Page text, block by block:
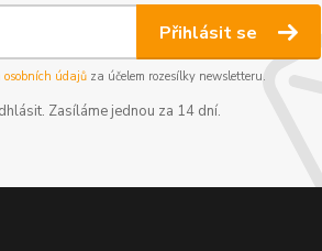
Přihlásit se
údajůza účelem rozesílky newsletteru.
Zasíláme jednou za 14 dní.